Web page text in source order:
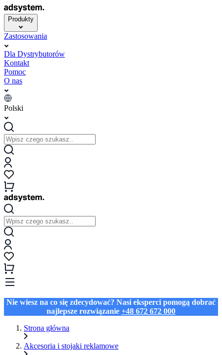
Produkty
Zastosowania
Dla Dystrybutorów
Kontakt
Pomoc
O nas
Polski
Nie wiesz na co się zdecydować? Nasi eksperci pomogą dobrać
najlepsze rozwiązanie +48 672 672 000
Strona główna
Akcesoria i stojaki reklamowe